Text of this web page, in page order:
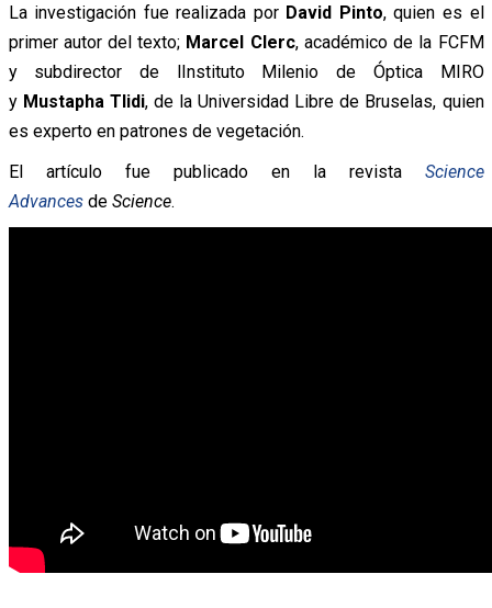
La investigación fue realizada por David Pinto, quien es el
primer autor del texto; Marcel Clerc, académico de la FCFM
y subdirector de lInstituto Milenio de Óptica MIRO
y Mustapha Tlidi, de la Universidad Libre de Bruselas, quien
es experto en patrones de vegetación.
El artículo fue publicado en la revista Science
Advancesde Science.